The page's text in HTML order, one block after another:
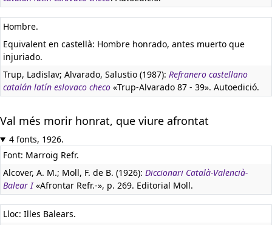
Hombre.
Equivalent en castellà: Hombre honrado, antes muerto que
injuriado.
Trup, Ladislav; Alvarado, Salustio (1987): Refranero castellano
catalán latín eslovaco checo «Trup-Alvarado 87 - 39». Autoedició.
Val més morir honrat, que viure afrontat
4 fonts, 1926.
Font: Marroig Refr.
Alcover, A. M.; Moll, F. de B. (1926): Diccionari Català-Valencià-
Balear I«Afrontar Refr.-», p. 269. Editorial Moll.
Lloc: Illes Balears.